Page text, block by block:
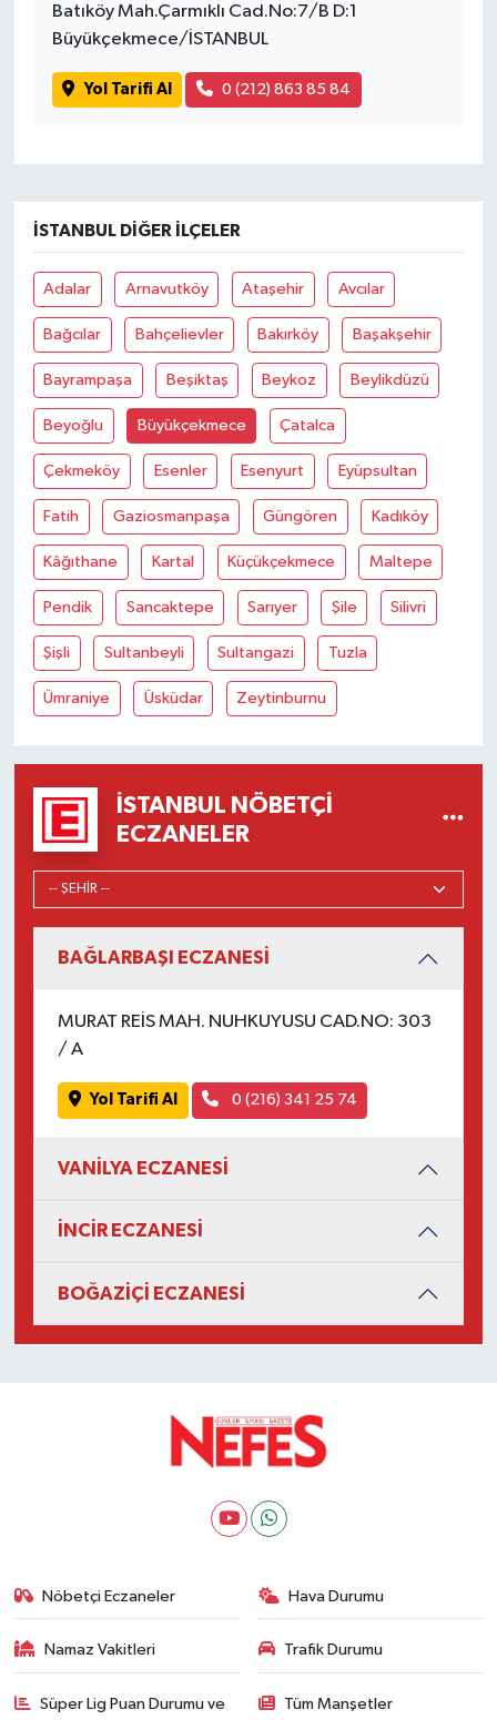
Batıköy Mah.Çarmıklı Cad.No:7/B D:1
Büyükçekmece/İSTANBUL
Yol Tarifi Al 0 (212) 863 85 84
İSTANBUL DIĞER İLÇELER
Adalar Arnavutköy Ataşehir Avcılar
Bağcılar Bahçelievler Bakırköy Başakşehir
Bayrampaşa Beşiktaş Beykoz Beylikdüzü
Beyoğlu Büyükçekmece Çatalca
Çekmeköy Esenler Esenyurt Eyüpsultan
Fatih Gaziosmanpaşa Güngören Kadıköy
Kâğıthane Kartal Küçükçekmece Maltepe
Pendik Sancaktepe Sarıyer Şile Silivri
Şişli Sultanbeyli Sultangazi Tuzla
Ümraniye Üsküdar Zeytinburnu
İSTANBUL NÖBETÇI
ECZANELER
BAĞLARBAŞI ECZANESİ
MURAT REİS MAH. NUHKUYUSU CAD.NO: 303
/ A
Yol Tarifi Al 0 (216) 341 25 74
VANİLYA ECZANESİ
İNCİR ECZANESİ
BOĞAZİÇİ ECZANESİ
Nöbetçi Eczaneler Hava Durumu
Namaz Vakitleri Trafik Durumu
Süper Lig Puan Durumu ve
Tüm Manşetler